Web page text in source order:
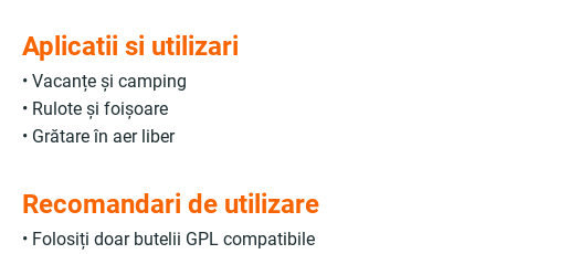
Aplicatii si utilizari
• Vacanțe și camping
• Rulote și foișoare
• Grătare în aer liber
Recomandari de utilizare
• Folosiți doar butelii GPL compatibile